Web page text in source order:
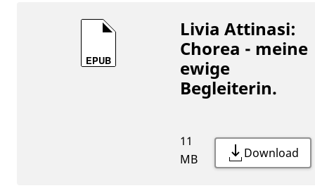
EPUB
Livia Attinasi:
Chorea - meine
ewige
Begleiterin.
11
MB
Download